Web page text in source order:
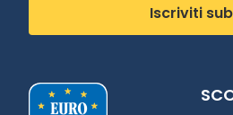
Iscriviti